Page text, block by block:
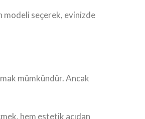
modeli seçerek, evinizde
mümkündür. Ancak
hem estetik açıdan